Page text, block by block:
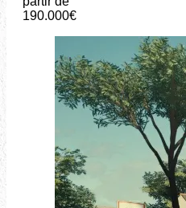
190.000€